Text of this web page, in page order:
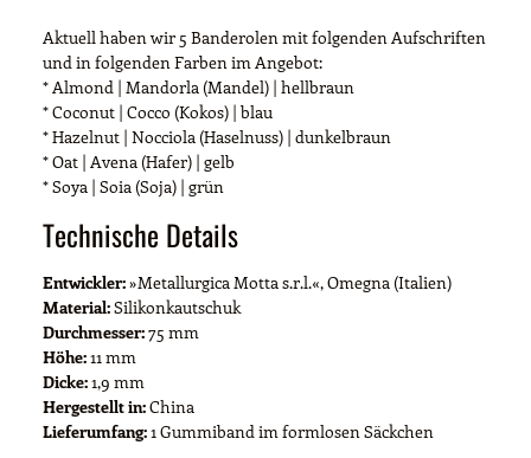
Aktuell haben wir 5 Banderolen mit folgenden Aufschriften
und in folgenden Farben im Angebot:
* Almond | Mandorla (Mandel) | hellbraun
* Coconut | Cocco (Kokos) | blau
* Hazelnut | Nocciola (Haselnuss) | dunkelbraun
* Oat | Avena (Hafer) | gelb
* Soya | Soia (Soja) | grün
Technische Details
Entwickler:»Metallurgica Motta s.r.l.«, Omegna (Italien)
Material:Silikonkautschuk
Durchmesser:75 mm
Höhe:11 mm
Dicke:1,9 mm
Hergestellt in:China
Lieferumfang:1 Gummiband im formlosen Säckchen